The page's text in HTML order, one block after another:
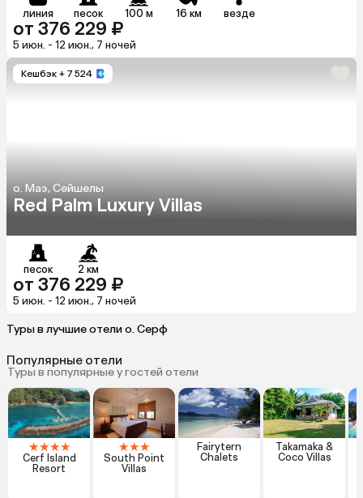
линия песок 100 м 16 км везде
от 376 229 ₽
5 июн. - 12 июн., 7 ночей
Кешбэк + 7 524
о. Маэ, Сейшелы
Red Palm Luxury Villas
песок 2 км
от 376 229 ₽
5 июн. - 12 июн., 7 ночей
Туры в лучшие отели о. Серф
Популярные отели
Туры в популярные у гостей отели
★★★★
Cerf Island
Resort
★★★
South Point
Villas
Fairytern
Chalets
Takamaka &
Coco Villas